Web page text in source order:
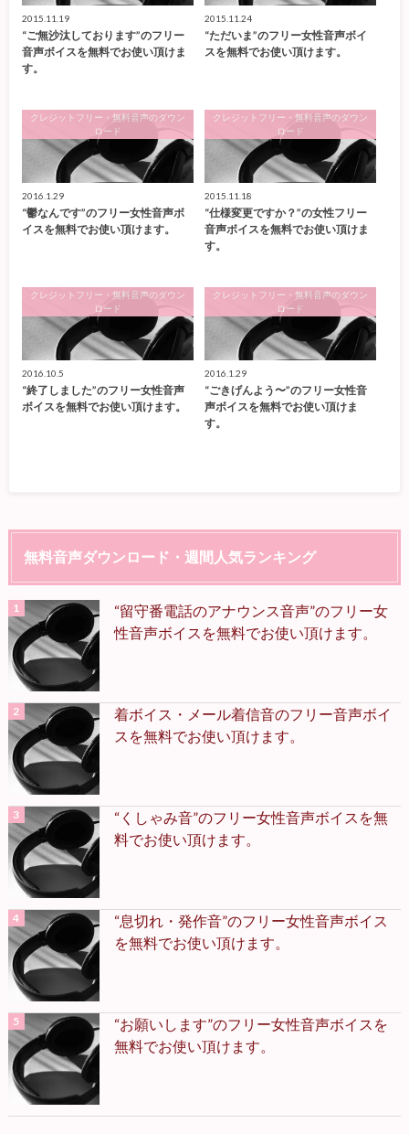
2015.11.19
“ご無沙汰しております”のフリー
音声ボイスを無料でお使い頂けま
す。
2015.11.24
“ただいま”のフリー女性音声ボイ
スを無料でお使い頂けます。
クレジットフリー・無料音声のダウン
ロード
2016.1.29
“鬱なんです”のフリー女性音声ボ
イスを無料でお使い頂けます。
クレジットフリー・無料音声のダウン
ロード
2015.11.18
“仕様変更ですか？”の女性フリー
音声ボイスを無料でお使い頂けま
す。
クレジットフリー・無料音声のダウン
ロード
2016.10.5
“終了しました”のフリー女性音声
ボイスを無料でお使い頂けます。
クレジットフリー・無料音声のダウン
ロード
2016.1.29
“ごきげんよう〜”のフリー女性音
声ボイスを無料でお使い頂けま
す。
無料音声ダウンロード・週間人気ランキング
“留守番電話のアナウンス音声”のフリー女
性音声ボイスを無料でお使い頂けます。
着ボイス・メール着信音のフリー音声ボイ
スを無料でお使い頂けます。
“くしゃみ音”のフリー女性音声ボイスを無
料でお使い頂けます。
“息切れ・発作音”のフリー女性音声ボイス
を無料でお使い頂けます。
“お願いします”のフリー女性音声ボイスを
無料でお使い頂けます。